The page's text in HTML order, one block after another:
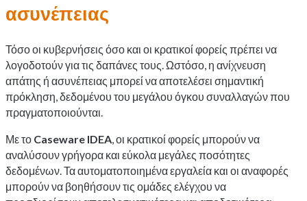
ασυνέπειας
Τόσο οι κυβερνήσεις όσο και οι κρατικοί φορείς πρέπει να
λογοδοτούν για τις δαπάνες τους. Ωστόσο, η ανίχνευση
απάτης ή ασυνέπειας μπορεί να αποτελέσει σημαντική
πρόκληση, δεδομένου του μεγάλου όγκου συναλλαγών που
πραγματοποιούνται.
Με το Caseware IDEA, οι κρατικοί φορείς μπορούν να
αναλύσουν γρήγορα και εύκολα μεγάλες ποσότητες
δεδομένων. Τα αυτοματοποιημένα εργαλεία και οι αναφορές
μπορούν να βοηθήσουν τις ομάδες ελέγχου να